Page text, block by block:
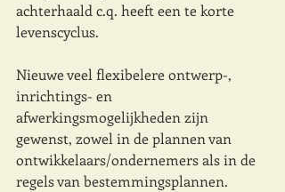
achterhaald c.q. heeft een te korte
levenscyclus.
Nieuwe veel flexibelere ontwerp-,
inrichtings- en
afwerkingsmogelijkheden zijn
gewenst, zowel in de plannen van
ontwikkelaars/ondernemers als in de
regels van bestemmingsplannen.